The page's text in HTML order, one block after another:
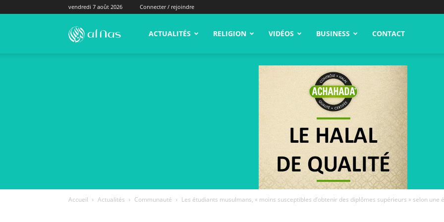
vendredi 7 août 2026 Connecter / rejoindre
alNas.fr ACTUALITÉS RELIGION VIDÉOS BUSINESS CONTACT
Accueil Actualités Communauté Les étudiants musulmans, « moins susceptibles d’obtenir des diplômes supérieurs » selon une